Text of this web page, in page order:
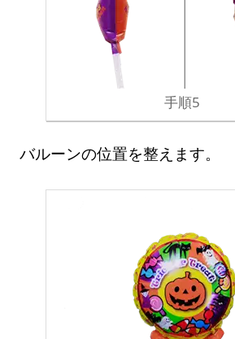
手順5
バルーンの位置を整えます。